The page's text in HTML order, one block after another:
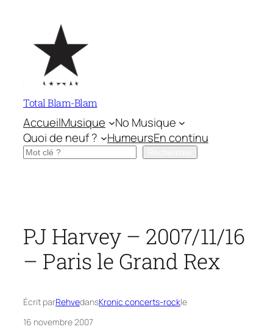
contenu
Total Blam-Blam
AccueilMusique
No Musique
Quoi de neuf ?
HumeursEn continu
Rechercher
PJ Harvey – 2007/11/16
– Paris le Grand Rex
Écrit parRehvedansKronic concerts-rockle
16 novembre 2007